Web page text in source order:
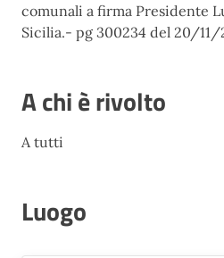
comunali a firma Presidente
Sicilia.- pg 300234 del 20/11/
A chi è rivolto
A tutti
Luogo